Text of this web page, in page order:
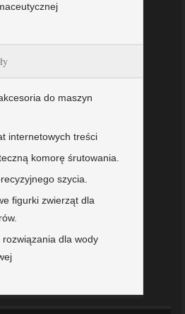
do maszyn
internetowych treści
komorę śrutowania.
szycia.
figurki zwierząt dla
dla wody